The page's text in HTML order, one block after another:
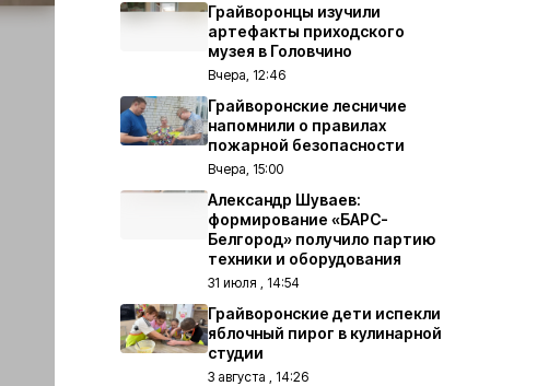
Грайворонцы изучили
артефакты приходского
музея в Головчино
Вчера, 12:46
Грайворонские лесничие
напомнили о правилах
пожарной безопасности
Вчера, 15:00
Александр Шуваев:
формирование «БАРС-
Белгород» получило партию
техники и оборудования
31 июля , 14:54
Грайворонские дети испекли
яблочный пирог в кулинарной
студии
3 августа , 14:26